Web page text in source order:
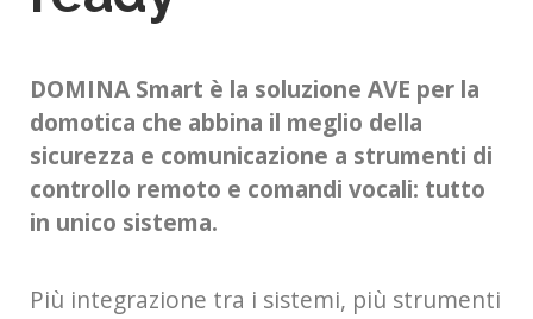
DOMINA Smart è la soluzione AVE per la
domotica che abbina il meglio della
sicurezza e comunicazione a strumenti di
controllo remoto e comandi vocali: tutto
in unico sistema.
Più integrazione tra i sistemi, più strumenti